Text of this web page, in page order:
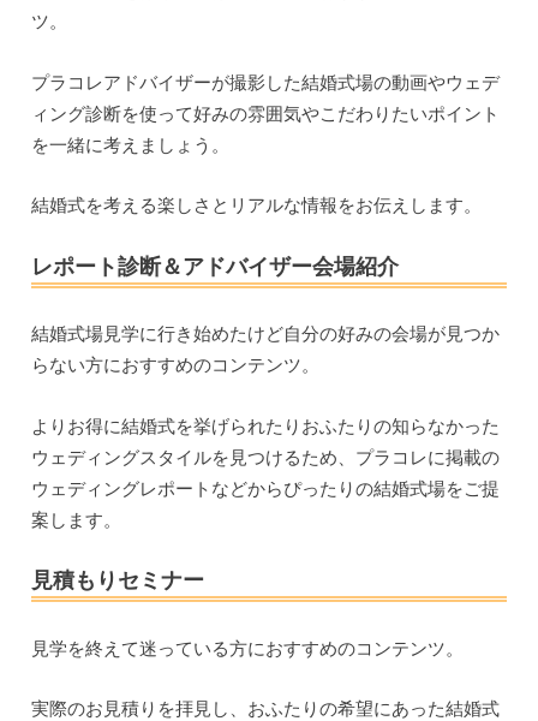
ツ。
プラコレアドバイザーが撮影した結婚式場の動画やウェデ
ィング診断を使って好みの雰囲気やこだわりたいポイント
を一緒に考えましょう。
結婚式を考える楽しさとリアルな情報をお伝えします。
レポート診断＆アドバイザー会場紹介
結婚式場見学に行き始めたけど自分の好みの会場が見つか
らない方におすすめのコンテンツ。
よりお得に結婚式を挙げられたりおふたりの知らなかった
ウェディングスタイルを見つけるため、プラコレに掲載の
ウェディングレポートなどからぴったりの結婚式場をご提
案します。
見積もりセミナー
見学を終えて迷っている方におすすめのコンテンツ。
実際のお見積りを拝見し、おふたりの希望にあった結婚式